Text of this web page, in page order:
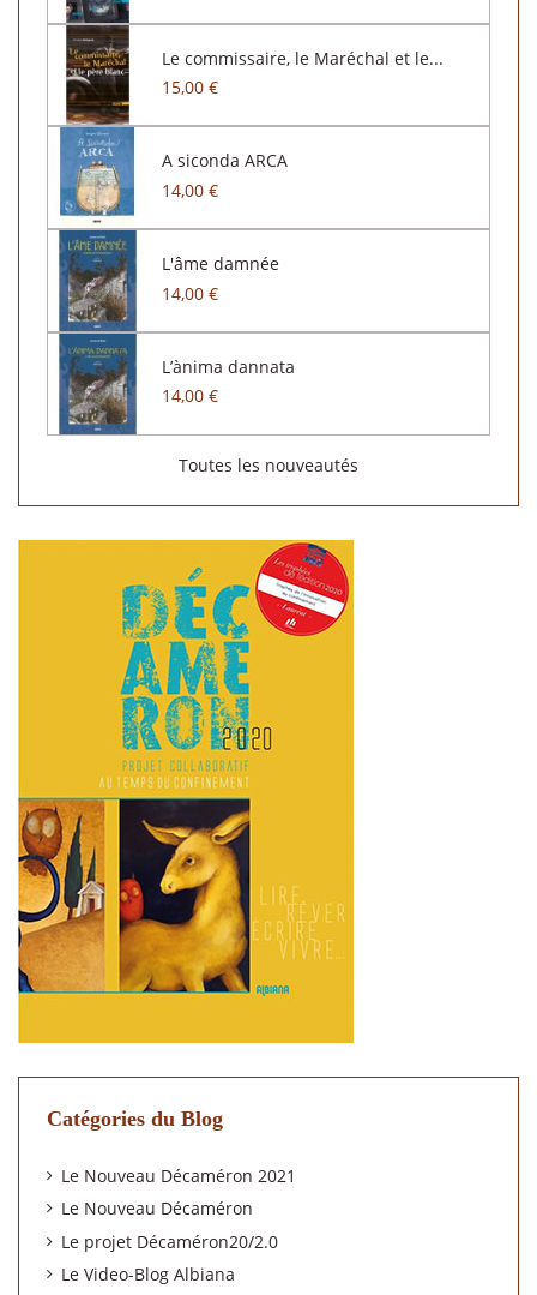
Le commissaire, le Maréchal et le...
15,00 €
A siconda ARCA
14,00 €
L'âme damnée
14,00 €
L’ànima dannata
14,00 €
Toutes les nouveautés
Catégories du Blog
Le Nouveau Décaméron 2021
Le Nouveau Décaméron
Le projet Décaméron20/2.0
Le Video-Blog Albiana